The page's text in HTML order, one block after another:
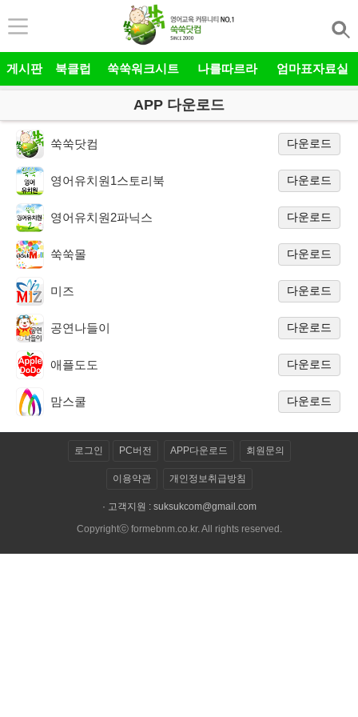
게시판 북클럽 쑥쑥워크시트 나를따르라 엄마표자료실
APP 다운로드
쑥쑥닷컴 다운로드
영어유치원1스토리북 다운로드
영어유치원2파닉스 다운로드
쑥쑥몰 다운로드
미즈 다운로드
공연나들이 다운로드
애플도도 다운로드
맘스쿨 다운로드
로그인 PC버전 APP다운로드 회원문의
이용약관 개인정보취급방침
· 고객지원 : suksukcom@gmail.com
Copyrightⓒ formebnm.co.kr. All rights reserved.